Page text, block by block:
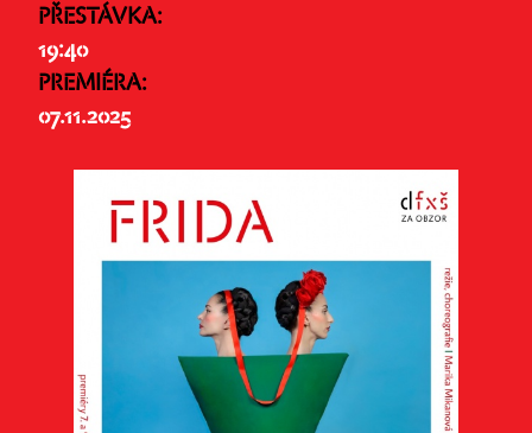
PŘESTÁVKA:
19:40
PREMIÉRA:
07.11.2025